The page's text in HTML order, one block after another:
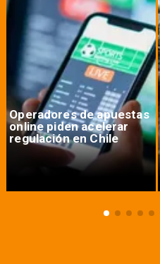
Operadores de apuestas
online piden acelerar
regulación en Chile